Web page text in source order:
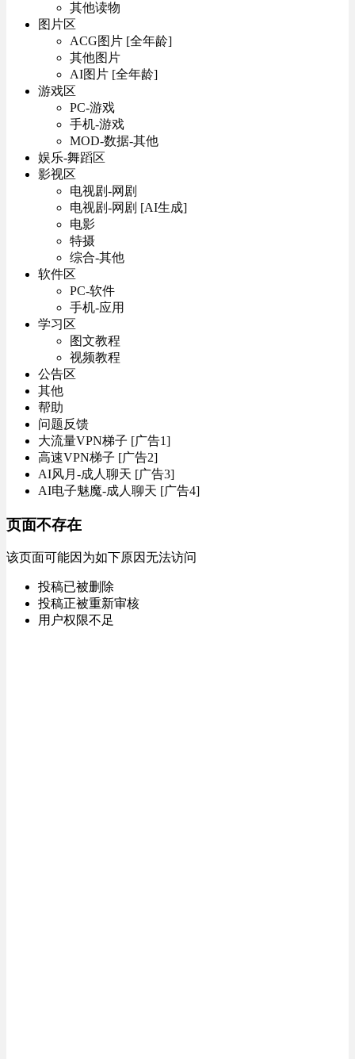
其他读物
图片区
ACG图片 [全年龄]
其他图片
AI图片 [全年龄]
游戏区
PC-游戏
手机-游戏
MOD-数据-其他
娱乐-舞蹈区
影视区
电视剧-网剧
电视剧-网剧 [AI生成]
电影
特摄
综合-其他
软件区
PC-软件
手机-应用
学习区
图文教程
视频教程
公告区
其他
帮助
问题反馈
大流量VPN梯子 [广告1]
高速VPN梯子 [广告2]
AI风月-成人聊天 [广告3]
AI电子魅魔-成人聊天 [广告4]
页面不存在
该页面可能因为如下原因无法访问
投稿已被删除
投稿正被重新审核
用户权限不足